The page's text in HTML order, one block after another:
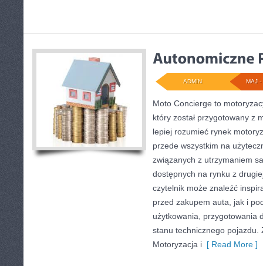
MAJ -
ADMIN
Moto Concierge to
który został przygotowany z
lepiej rozumieć rynek
przede wszystkim na
związanych z utrzymaniem
dostępnych na rynku z
czytelnik może znaleźć
przed zakupem auta, jak i
użytkowania, przygotowania
stanu technicznego pojazdu.
Motoryzacja i [ Read More ]